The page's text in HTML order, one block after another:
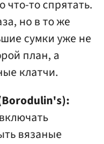
то спрятать.
но в то же
сумки уже не
план, а
клатчи.
вязаные